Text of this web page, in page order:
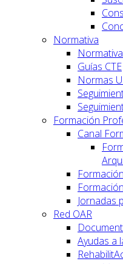
Normativa
Guías CTE
Normas
Formación
Canal
Jornadas
Red OAR
Ayudas a